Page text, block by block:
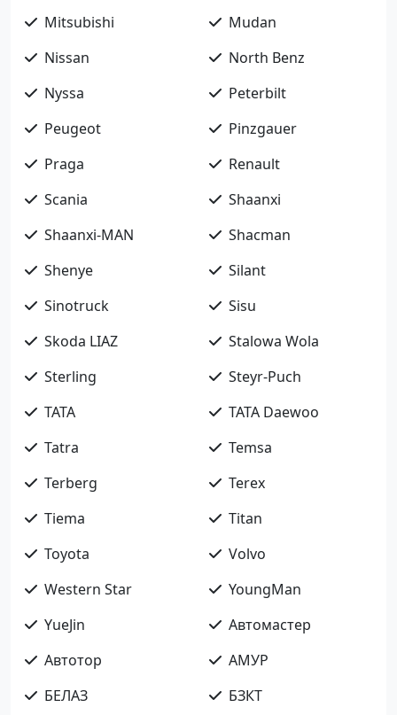
Mitsubishi
Mudan
Nissan
North Benz
Nyssa
Peterbilt
Peugeot
Pinzgauer
Praga
Renault
Scania
Shaanxi
Shaanxi-MAN
Shacman
Shenye
Silant
Sinotruck
Sisu
Skoda LIAZ
Stalowa Wola
Sterling
Steyr-Puch
TATA
TATA Daewoo
Tatra
Temsa
Terberg
Terex
Tiema
Titan
Toyota
Volvo
Western Star
YoungMan
YueJin
Автомастер
Автотор
АМУР
БЕЛАЗ
БЗКТ